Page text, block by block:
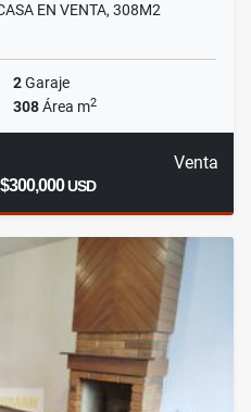
EN VENTA, 308M2
2Garaje
308Área m2
Venta
USD